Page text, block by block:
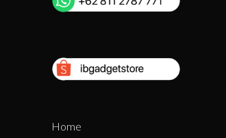
Home